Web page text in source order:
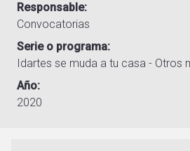
Responsable
Convocatorias
Serie o programa
Idartes se muda a tu casa - Otros
Año
2020